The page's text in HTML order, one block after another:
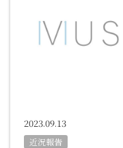
2023.09.13
近況報告